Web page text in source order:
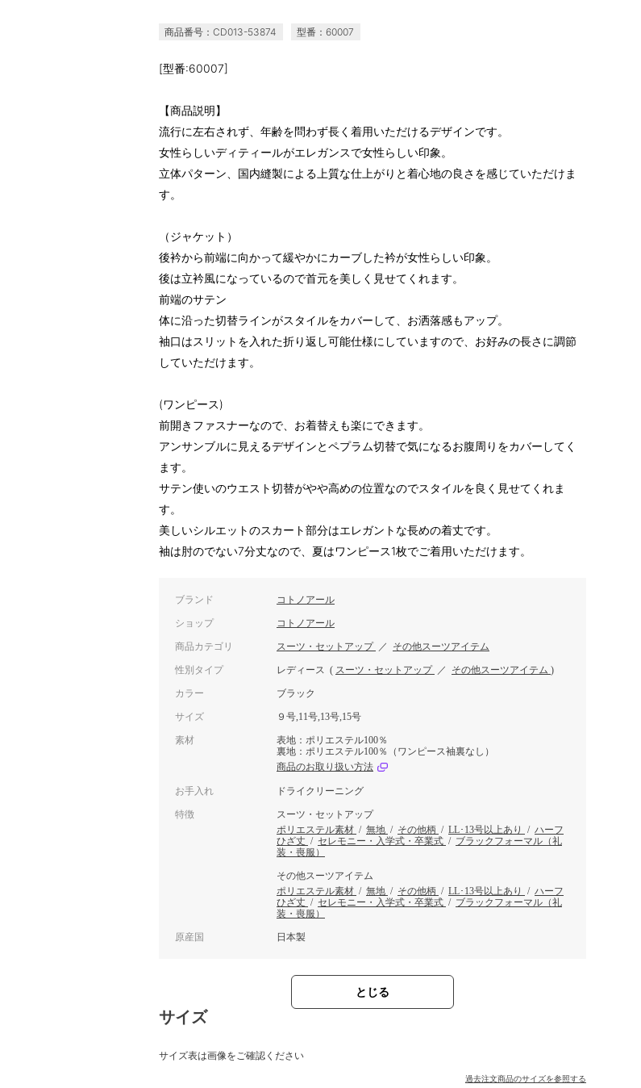
商品番号：CD013-53874 型番：60007
[型番:60007]
【商品説明】
流行に左右されず、年齢を問わず長く着用いただけるデザインです。
女性らしいディティールがエレガンスで女性らしい印象。
立体パターン、国内縫製による上質な仕上がりと着心地の良さを感じていただけま
す。
（ジャケット）
後衿から前端に向かって緩やかにカーブした衿が女性らしい印象。
後は立衿風になっているので首元を美しく見せてくれます。
前端のサテン
体に沿った切替ラインがスタイルをカバーして、お洒落感もアップ。
袖口はスリットを入れた折り返し可能仕様にしていますので、お好みの長さに調節
していただけます。
(ワンピース)
前開きファスナーなので、お着替えも楽にできます。
アンサンブルに見えるデザインとペプラム切替で気になるお腹周りをカバーしてく
ます。
サテン使いのウエスト切替がやや高めの位置なのでスタイルを良く見せてくれま
す。
美しいシルエットのスカート部分はエレガントな長めの着丈です。
袖は肘のでない7分丈なので、夏はワンピース1枚でご着用いただけます。
ブランド コトノアール
ショップ コトノアール
商品カテゴリ スーツ・セットアップ ／ その他スーツアイテム
性別タイプ レディース ( スーツ・セットアップ ／ その他スーツアイテム )
カラー ブラック
サイズ ９号,11号,13号,15号
素材
表地：ポリエステル100％
裏地：ポリエステル100％（ワンピース袖裏なし）
商品のお取り扱い方法
お手入れ ドライクリーニング
特徴
スーツ・セットアップ
ポリエステル素材 / 無地 / その他柄 / LL･13号以上あり / ハーフ
ひざ丈 / セレモニー・入学式・卒業式 / ブラックフォーマル（礼
装・喪服）
その他スーツアイテム
ポリエステル素材 / 無地 / その他柄 / LL･13号以上あり / ハーフ
ひざ丈 / セレモニー・入学式・卒業式 / ブラックフォーマル（礼
装・喪服）
原産国 日本製
とじる
サイズ
サイズ表は画像をご確認ください
過去注文商品のサイズを参照する